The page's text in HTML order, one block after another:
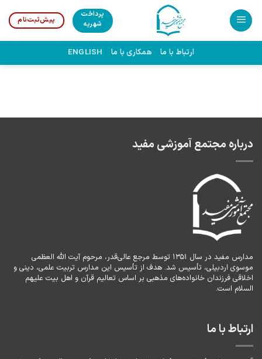
Skip
content
پرداخت
شهریه
پیش‌ثبت‌نام
ارتباط با ما همکاری با ما ENGLISH
درباره مجتمع آموزشی مفید
مدارس مفید در سال ۱۳۵۱ توسط مرجع عالی‌قدر، مرحوم آیت الله العظمی
موسوی اردبیلی، تأسیس شد. هدف از تأسیس این مدارس تربیت علمی، دینی و
اخلاقی فرزندان خانواده‌های مذهبی بر اساس تعالیم قرآن و اهل بیت علیهم
السلام است.
ارتباط با ما